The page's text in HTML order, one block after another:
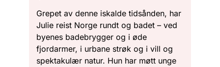
Grepet av denne iskalde tidsånden, har
Julie reist Norge rundt og badet – ved
byenes badebrygger og i øde
fjordarmer, i urbane strøk og i vill og
spektakulær natur. Hun har møtt unge